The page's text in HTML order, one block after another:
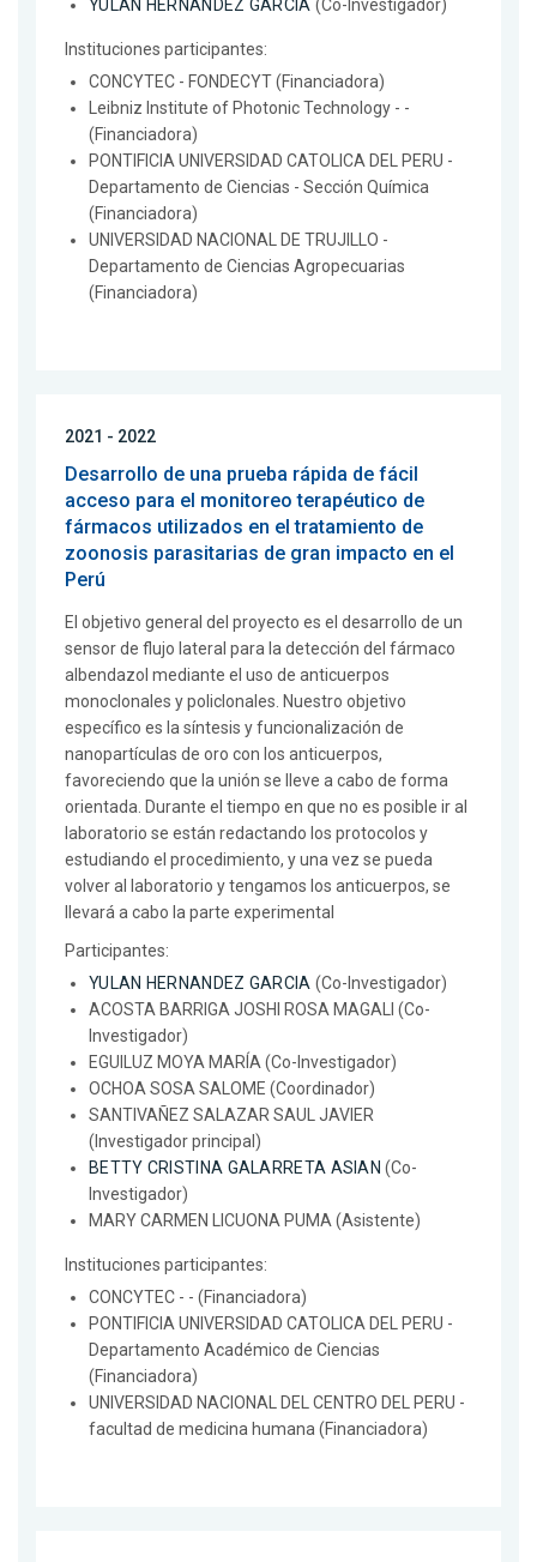
YULAN HERNANDEZ GARCIA (Co-Investigador)
Instituciones participantes:
CONCYTEC - FONDECYT (Financiadora)
Leibniz Institute of Photonic Technology - -
(Financiadora)
PONTIFICIA UNIVERSIDAD CATOLICA DEL PERU -
Departamento de Ciencias - Sección Química
(Financiadora)
UNIVERSIDAD NACIONAL DE TRUJILLO -
Departamento de Ciencias Agropecuarias
(Financiadora)
2021 - 2022
Desarrollo de una prueba rápida de fácil
acceso para el monitoreo terapéutico de
fármacos utilizados en el tratamiento de
zoonosis parasitarias de gran impacto en el
Perú
El objetivo general del proyecto es el desarrollo de un
sensor de flujo lateral para la detección del fármaco
albendazol mediante el uso de anticuerpos
monoclonales y policlonales. Nuestro objetivo
específico es la síntesis y funcionalización de
nanopartículas de oro con los anticuerpos,
favoreciendo que la unión se lleve a cabo de forma
orientada. Durante el tiempo en que no es posible ir al
laboratorio se están redactando los protocolos y
estudiando el procedimiento, y una vez se pueda
volver al laboratorio y tengamos los anticuerpos, se
llevará a cabo la parte experimental
Participantes:
YULAN HERNANDEZ GARCIA (Co-Investigador)
ACOSTA BARRIGA JOSHI ROSA MAGALI (Co-
Investigador)
EGUILUZ MOYA MARÍA (Co-Investigador)
OCHOA SOSA SALOME (Coordinador)
SANTIVAÑEZ SALAZAR SAUL JAVIER
(Investigador principal)
BETTY CRISTINA GALARRETA ASIAN (Co-
Investigador)
MARY CARMEN LICUONA PUMA (Asistente)
Instituciones participantes:
CONCYTEC - - (Financiadora)
PONTIFICIA UNIVERSIDAD CATOLICA DEL PERU -
Departamento Académico de Ciencias
(Financiadora)
UNIVERSIDAD NACIONAL DEL CENTRO DEL PERU -
facultad de medicina humana (Financiadora)